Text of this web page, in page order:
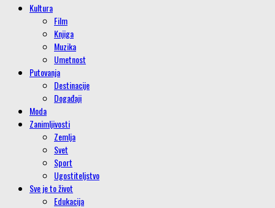
Kultura
Film
Knjiga
Muzika
Umetnost
Putovanja
Destinacije
Događaji
Moda
Zanimljivosti
Zemlja
Svet
Sport
Ugostiteljstvo
Sve je to život
Edukacija